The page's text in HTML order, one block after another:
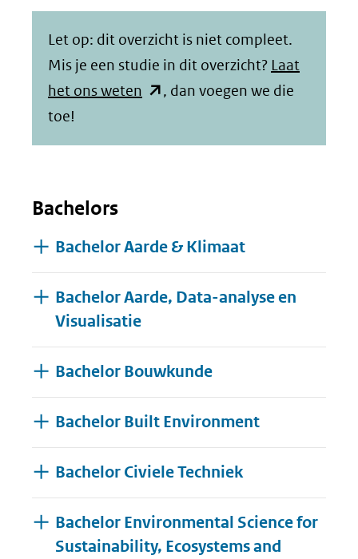
Let op: dit overzicht is niet compleet.
Mis je een studie in dit overzicht? Laat
het ons weten (opent
nieuw
een
andere
website)
, dan voegen we die
toe!
Bachelors
Bachelor Aarde & Klimaat
Bachelor Aarde, Data-analyse en
Visualisatie
Bachelor Bouwkunde
Bachelor Built Environment
Bachelor Civiele Techniek
Bachelor Environmental Science for
Sustainability, Ecosystems and